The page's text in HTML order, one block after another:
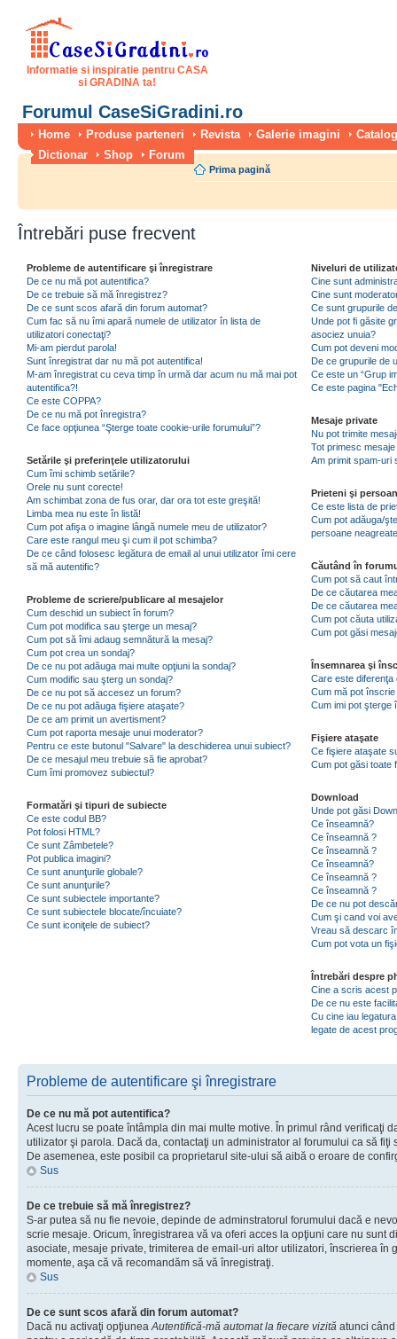
Informatie si inspiratie pentru CASA
si GRADINA ta!
Forumul CaseSiGradini.ro
Home Produse parteneri Revista Galerie imagini
Dictionar
Shop Forum
Prima pagină
Întrebări puse frecvent
Probleme de autentificare şi înregistrare
De ce nu mă pot autentifica?
De ce trebuie să mă înregistrez?
De ce sunt scos afară din forum automat?
Cum fac să nu îmi apară numele de utilizator în lista de
utilizatori conectaţi?
Mi-am pierdut parola!
Sunt înregistrat dar nu mă pot autentifica!
M-am înregistrat cu ceva timp în urmă dar acum nu mă mai pot
autentifica?!
Ce este COPPA?
De ce nu mă pot înregistra?
Ce face opţiunea “Şterge toate cookie-urile forumului”?
Setările şi preferinţele utilizatorului
Cum îmi schimb setările?
Orele nu sunt corecte!
Am schimbat zona de fus orar, dar ora tot este greşită!
Limba mea nu este în listă!
Cum pot afişa o imagine lângă numele meu de utilizator?
Care este rangul meu şi cum il pot schimba?
De ce când folosesc legătura de email al unui utilizator îmi cere
să mă autentific?
Probleme de scriere/publicare al mesajelor
Cum deschid un subiect în forum?
Cum pot modifica sau şterge un mesaj?
Cum pot să îmi adaug semnătură la mesaj?
Cum pot crea un sondaj?
De ce nu pot adăuga mai multe opţiuni la sondaj?
Cum modific sau şterg un sondaj?
De ce nu pot să accesez un forum?
De ce nu pot adăuga fişiere ataşate?
De ce am primit un avertisment?
Cum pot raporta mesaje unui moderator?
Pentru ce este butonul "Salvare" la deschiderea unui subiect?
De ce mesajul meu trebuie să fie aprobat?
Cum îmi promovez subiectul?
Formatări şi tipuri de subiecte
Ce este codul BB?
Pot folosi HTML?
Ce sunt Zâmbetele?
Pot publica imagini?
Ce sunt anunţurile globale?
Ce sunt anunţurile?
Ce sunt subiectele importante?
Ce sunt subiectele blocate/încuiate?
Ce sunt iconiţele de subiect?
Niveluri de
Cine sunt
Cine sunt
Ce sunt grupurile
Unde pot fi găsite
asociez unuia?
Cum pot deveni
De ce grupurile de
Ce este un “Grup
Ce este pagina
Mesaje private
Nu pot trimite
Tot primesc
Am primit spam-uri
Prieteni şi
Ce este lista de
Cum pot adăuga/
persoane
Căutând în
Cum pot să caut
De ce căutarea
De ce căutarea
Cum pot căuta
Cum pot găsi
Însemnarea şi
Care este
Cum mă pot
Cum imi pot şterge
Fişiere ataşate
Ce fişiere ataşate
Cum pot găsi toate
Download
Unde pot găsi
Ce înseamnă?
Ce înseamnă ?
Ce înseamnă ?
Ce înseamnă?
Ce înseamnă ?
Ce înseamnă ?
De ce nu pot
Cum şi cand voi
Vreau să descarc
Cum pot vota un
Întrebări despre
Cine a scris acest
De ce nu este
Cu cine iau
legate de acest
Probleme de autentificare şi înregistrare
De ce nu mă pot autentifica?
Acest lucru se poate întâmpla din mai multe motive. În primul rând verificaţi
utilizator şi parola. Dacă da, contactaţi un administrator al forumului ca să fiţi
De asemenea, este posibil ca proprietarul site-ului să aibă o eroare de
Sus
De ce trebuie să mă înregistrez?
S-ar putea să nu fie nevoie, depinde de adminstratorul forumului dacă e
scrie mesaje. Oricum, înregistrarea vă va oferi acces la opţiuni care nu sunt
asociate, mesaje private, trimiterea de email-uri altor utilizatori, înscrierea în
momente, aşa că vă recomandăm să vă înregistraţi.
Sus
De ce sunt scos afară din forum automat?
Dacă nu activaţi opţiuneaAutentifică-mă automat la fiecare vizită atunci